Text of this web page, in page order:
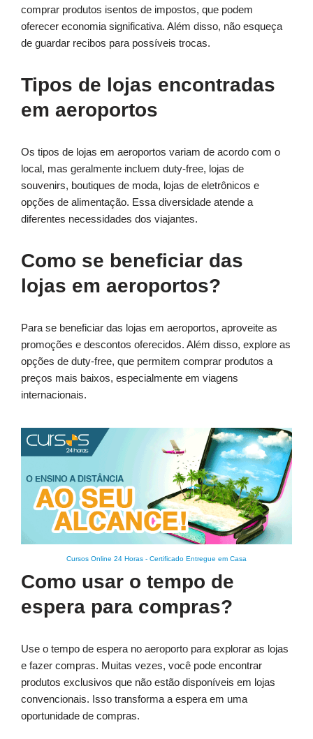
comprar produtos isentos de impostos, que podem
oferecer economia significativa. Além disso, não esqueça
de guardar recibos para possíveis trocas.
Tipos de lojas encontradas
em aeroportos
Os tipos de lojas em aeroportos variam de acordo com o
local, mas geralmente incluem duty-free, lojas de
souvenirs, boutiques de moda, lojas de eletrônicos e
opções de alimentação. Essa diversidade atende a
diferentes necessidades dos viajantes.
Como se beneficiar das
lojas em aeroportos?
Para se beneficiar das lojas em aeroportos, aproveite as
promoções e descontos oferecidos. Além disso, explore as
opções de duty-free, que permitem comprar produtos a
preços mais baixos, especialmente em viagens
internacionais.
Cursos Online 24 Horas - Certificado Entregue em Casa
Como usar o tempo de
espera para compras?
Use o tempo de espera no aeroporto para explorar as lojas
e fazer compras. Muitas vezes, você pode encontrar
produtos exclusivos que não estão disponíveis em lojas
convencionais. Isso transforma a espera em uma
oportunidade de compras.